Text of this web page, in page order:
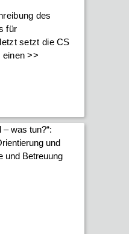
des
für
setzt die CS
einen>>